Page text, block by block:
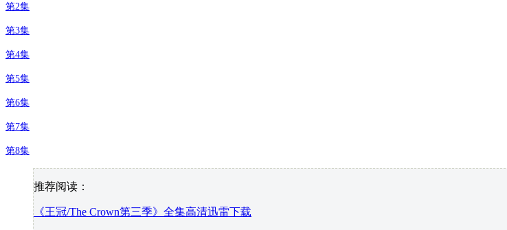
第2集
第3集
第4集
第5集
第6集
第7集
第8集
推荐阅读：
《王冠/The Crown第三季》全集高清迅雷下载